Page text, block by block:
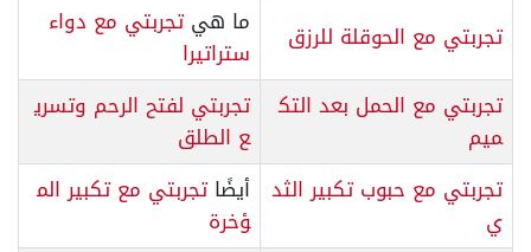
تجربتي مع الحوقلة للرزق
ما هيتجربتي مع دواء
ستراتيرا
تجربتي مع الحمل بعد التك
ميم
تجربتي لفتح الرحم وتسري
ع الطلق
تجربتي مع حبوب تكبير الثد
ي
أيضًاتجربتي مع تكبير الم
ؤخرة